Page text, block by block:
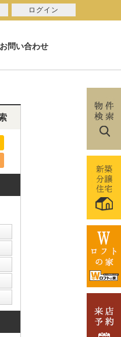
お問い合わせ
ログイン